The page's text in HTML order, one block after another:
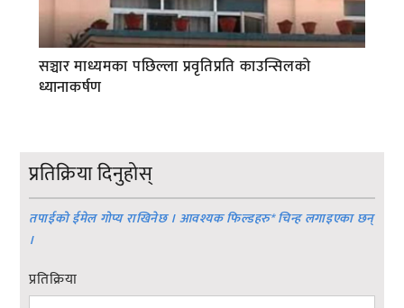
सञ्चार माध्यमका पछिल्ला प्रवृतिप्रति काउन्सिलको
ध्यानाकर्षण
प्रतिक्रिया दिनुहोस्
तपाईको ईमेल गोप्य राखिनेछ । आवश्यक फिल्डहरु*चिन्ह लगाइएका छन्
।
प्रतिक्रिया